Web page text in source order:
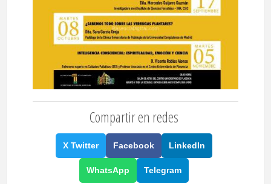
Compartir en redes
X Twitter Facebook LinkedIn
WhatsApp Telegram